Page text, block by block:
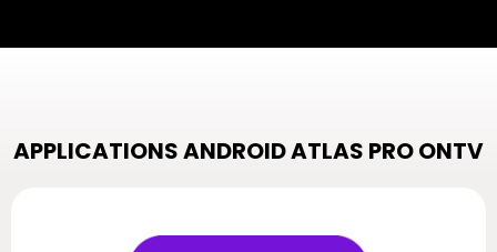
APPLICATIONS ANDROID ATLAS PRO ONTV